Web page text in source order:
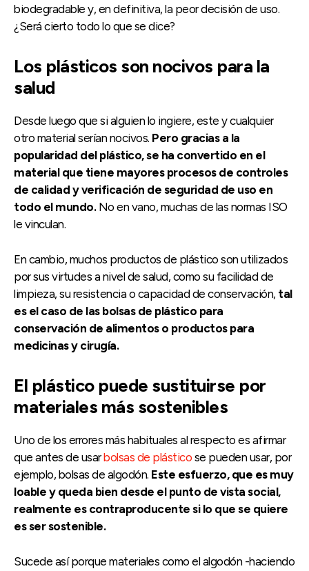
biodegradable y, en definitiva, la peor decisión de uso.
¿Será cierto todo lo que se dice?
Los plásticos son nocivos para la
salud
Desde luego que si alguien lo ingiere, este y cualquier
otro material serían nocivos. Pero gracias a la
popularidad del plástico, se ha convertido en el
material que tiene mayores procesos de controles
de calidad y verificación de seguridad de uso en
todo el mundo.No en vano, muchas de las normas ISO
le vinculan.
En cambio, muchos productos de plástico son utilizados
por sus virtudes a nivel de salud, como su facilidad de
limpieza, su resistencia o capacidad de conservación, tal
es el caso de las bolsas de plástico para
conservación de alimentos o productos para
medicinas y cirugía.
El plástico puede sustituirse por
materiales más sostenibles
Uno de los errores más habituales al respecto es afirmar
que antes de usarbolsas de plástico se pueden usar, por
ejemplo, bolsas de algodón. Este esfuerzo, que es muy
loable y queda bien desde el punto de vista social,
realmente es contraproducente si lo que se quiere
es ser sostenible.
Sucede así porque materiales como el algodón -haciendo